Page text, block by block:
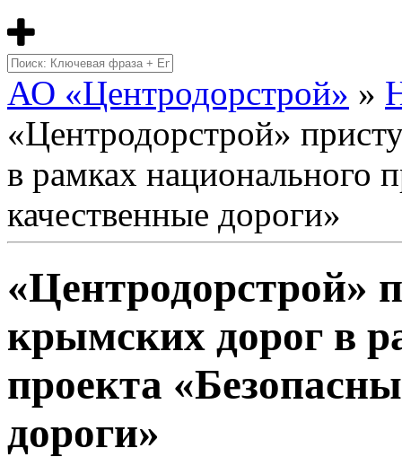
АО «Центродорстрой» »
«Центродорстрой»
в рамках национального
качественные дороги»
«Центродорстрой»
крымских дорог в
проекта
дороги»